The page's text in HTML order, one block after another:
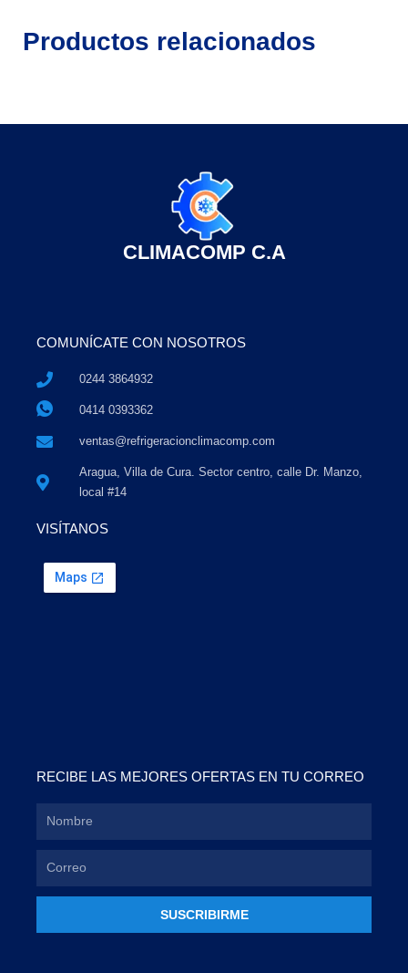
Productos relacionados
CLIMACOMP C.A
COMUNÍCATE CON NOSOTROS
0244 3864932
0414 0393362
ventas@refrigeracionclimacomp.com
Aragua, Villa de Cura. Sector centro, calle Dr. Manzo,
local #14
VISÍTANOS
RECIBE LAS MEJORES OFERTAS EN TU CORREO
SUSCRIBIRME